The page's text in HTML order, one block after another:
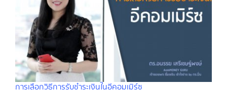
การเลือกวิธีการรับชำระเงินในอีคอมเมิร์ซ